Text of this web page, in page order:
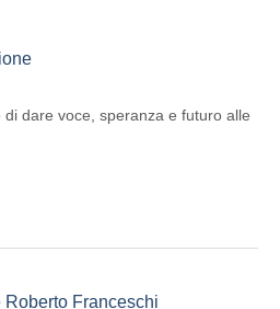
dare voce, speranza e futuro alle
Franceschi